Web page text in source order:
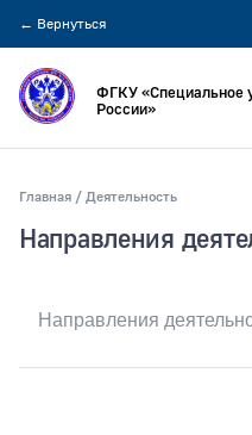
← Вернуться
Искать по:
всей фразе
ФГКУ
России»
Главная Деятельность
Направления